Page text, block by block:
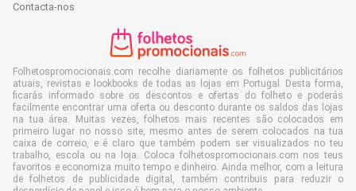
Contacta-nos
Folhetospromocionais.com recolhe diariamente os folhetos publicitários
atuais, revistas e lookbooks de todas as lojas em Portugal. Desta forma,
ficarás informado sobre os descontos e ofertas do folheto e poderás
facilmente encontrar uma oferta ou desconto durante os saldos das lojas
na tua área. Muitas vezes, folhetos mais recentes são colocados em
primeiro lugar no nosso site, mesmo antes de serem colocados na tua
caixa de correio, e é claro que também podem ser visualizados no teu
trabalho, escola ou na loja. Coloca folhetospromocionais.com nos teus
favoritos e economiza muito tempo e dinheiro. Ainda melhor, com a leitura
de folhetos de publicidade digital, também contribuis para reduzir o